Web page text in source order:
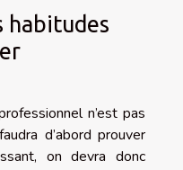
habitudes
n’est pas
d’abord prouver
on devra donc